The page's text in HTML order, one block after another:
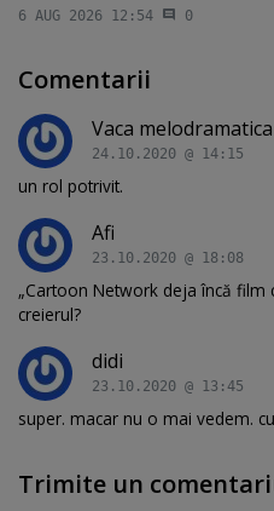
6 AUG 2026 12:54 0
Comentarii
Vaca melodramatica
24.10.2020 @ 14:15
un rol potrivit.
Afi
23.10.2020 @ 18:08
„Cartoon Network deja încă film
creierul?
didi
23.10.2020 @ 13:45
super. macar nu o mai vedem.
Trimite un